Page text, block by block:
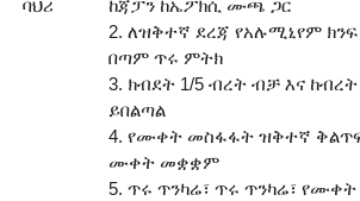
ባህሪ
ከጃፓን ከኤፖክሲ ሙጫ ጋር
2. ለዝቅተኛ ደረጃ የአሉሚኒየም
በጣም ጥሩ ምትክ
3. ክብደት 1/5 ብረት ብቻ እና
ይበልጣል
4. የሙቀት መስፋፋት ዝቅተኛ
ሙቀት መቋቋም
5. ጥሩ ጥንካሬ፣ ጥሩ ጥንካሬ፣